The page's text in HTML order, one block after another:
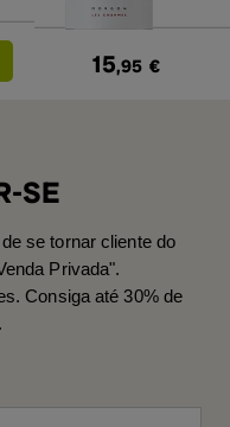
15,95 €
SE
se tornar cliente do
Privada".
Consiga até 30% de